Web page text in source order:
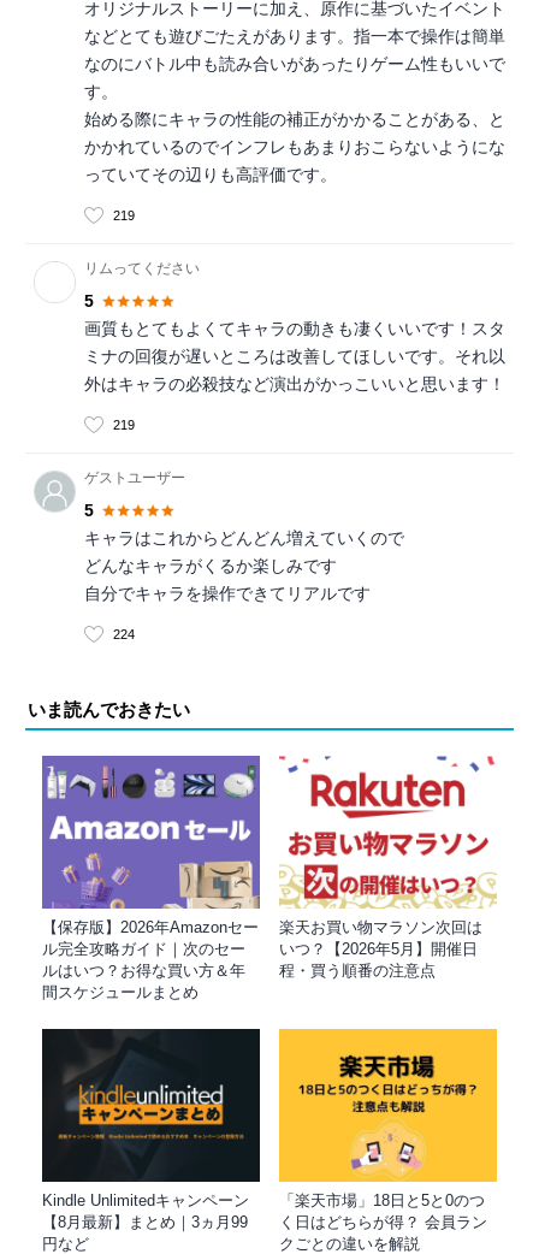
オリジナルストーリーに加え、原作に基づいたイベント
などとても遊びごたえがあります。指一本で操作は簡単
なのにバトル中も読み合いがあったりゲーム性もいいで
す。
始める際にキャラの性能の補正がかかることがある、と
かかれているのでインフレもあまりおこらないようにな
っていてその辺りも高評価です。
219
リムってください
5
画質もとてもよくてキャラの動きも凄くいいです！スタ
ミナの回復が遅いところは改善してほしいです。それ以
外はキャラの必殺技など演出がかっこいいと思います！
219
ゲストユーザー
5
キャラはこれからどんどん増えていくので
どんなキャラがくるか楽しみです
自分でキャラを操作できてリアルです
224
いま読んでおきたい
【保存版】2026年Amazonセー
ル完全攻略ガイド｜次のセー
ルはいつ？お得な買い方＆年
間スケジュールまとめ
楽天お買い物マラソン次回は
いつ？【2026年5月】開催日
程・買う順番の注意点
Kindle Unlimitedキャンペーン
【8月最新】まとめ｜3ヵ月99
円など
「楽天市場」18日と5と0のつ
く日はどちらが得？ 会員ラン
クごとの違いを解説